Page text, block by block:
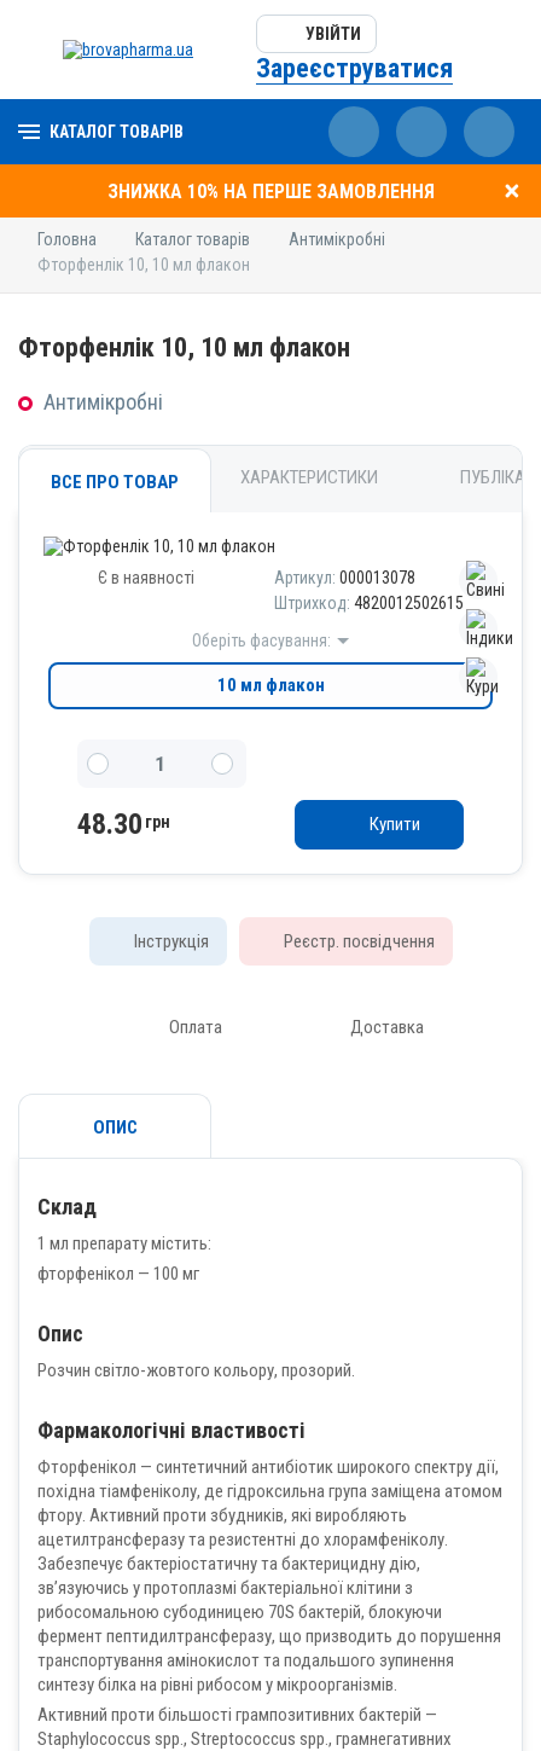
УВІЙТИ
Зареєструватися
КАТАЛОГ ТОВАРІВ
ЗНИЖКА 10% НА ПЕРШЕ ЗАМОВЛЕННЯ
Головна Каталог товарів
Антимікробні
Фторфенлік 10, 10 мл флакон
Фторфенлік 10, 10 мл флакон
Антимікробні
ВСЕ ПРО ТОВАР ХАРАКТЕРИСТИКИ
Є в наявності Артикул: 000013078
Штрихкод: 4820012502615
Оберіть фасування:
10 мл флакон
48.30 грн Купити
Інструкція Реєстр. посвідчення
Оплата Доставка
ОПИС
Склад
1 мл препарату містить:
фторфенікол — 100 мг
Опис
Розчин світло-жовтого кольору, прозорий.
Фармакологічні властивості
Фторфенікол — синтетичний антибіотик широкого спектру дії,
похідна тіамфеніколу, де гідроксильна група заміщена атомом
фтору. Активний проти збудників, які виробляють
ацетилтрансферазу та резистентні до хлорамфеніколу.
Забезпечує бактеріостатичну та бактерицидну дію,
зв’язуючись у протоплазмі бактеріальної клітини з
рибосомальною субодиницею 70S бактерій, блокуючи
фермент пептидилтрансферазу, що призводить до порушення
транспортування амінокислот та подальшого зупинення
синтезу білка на рівні рибосом у мікроорганізмів.
Активний проти більшості грампозитивних бактерій —
Staphylococcus spp., Streptococcus spp., грамнегативних